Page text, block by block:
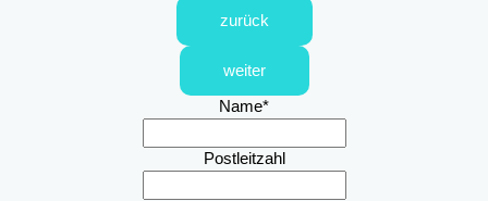
zurück
weiter
Name*
Postleitzahl